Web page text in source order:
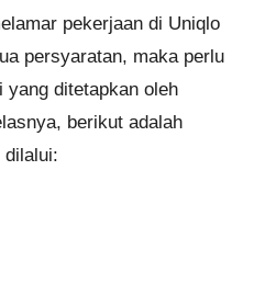
pekerjaan di Uniqlo
persyaratan, maka perlu
yang ditetapkan oleh
berikut adalah
dilalui: